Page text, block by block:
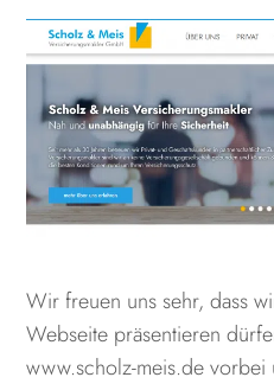
Wir freuen uns sehr, dass
Webseite präsentieren
www.scholz-meis.de